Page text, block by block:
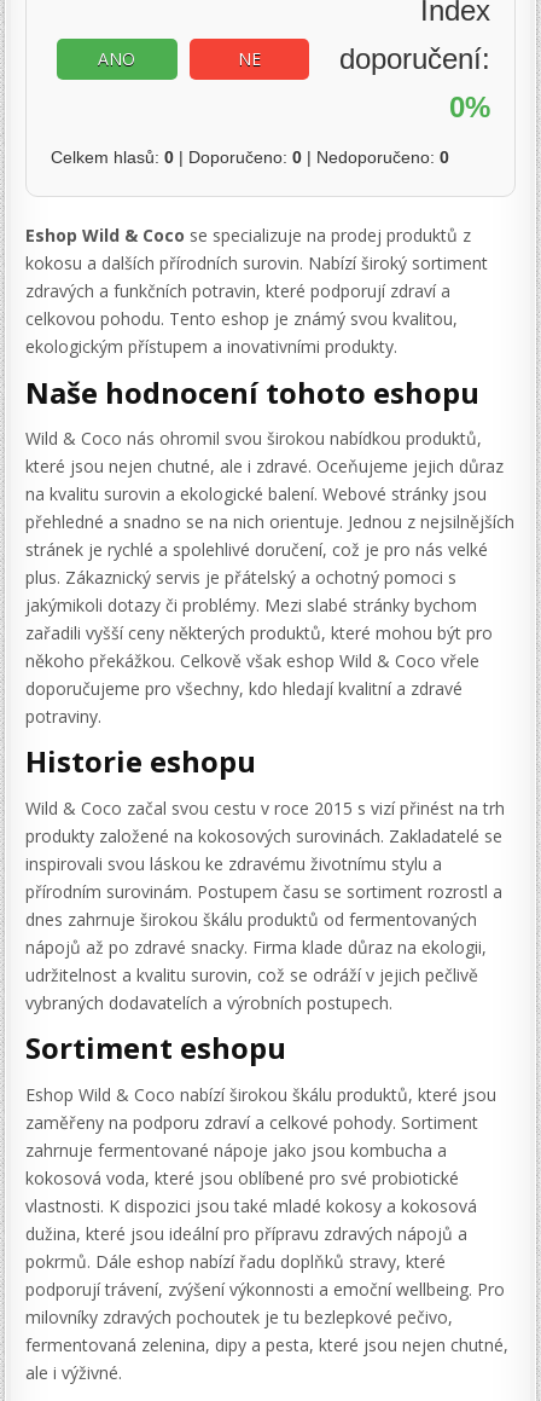
ANO NE
Index
doporučení:
0%
Celkem hlasů:0 | Doporučeno:0 | Nedoporučeno:0
Eshop Wild & Coco se specializuje na prodej produktů z
kokosu a dalších přírodních surovin. Nabízí široký sortiment
zdravých a funkčních potravin, které podporují zdraví a
celkovou pohodu. Tento eshop je známý svou kvalitou,
ekologickým přístupem a inovativními produkty.
Naše hodnocení tohoto eshopu
Wild & Coco nás ohromil svou širokou nabídkou produktů,
které jsou nejen chutné, ale i zdravé. Oceňujeme jejich důraz
na kvalitu surovin a ekologické balení. Webové stránky jsou
přehledné a snadno se na nich orientuje. Jednou z nejsilnějších
stránek je rychlé a spolehlivé doručení, což je pro nás velké
plus. Zákaznický servis je přátelský a ochotný pomoci s
jakýmikoli dotazy či problémy. Mezi slabé stránky bychom
zařadili vyšší ceny některých produktů, které mohou být pro
někoho překážkou. Celkově však eshop Wild & Coco vřele
doporučujeme pro všechny, kdo hledají kvalitní a zdravé
potraviny.
Historie eshopu
Wild & Coco začal svou cestu v roce 2015 s vizí přinést na trh
produkty založené na kokosových surovinách. Zakladatelé se
inspirovali svou láskou ke zdravému životnímu stylu a
přírodním surovinám. Postupem času se sortiment rozrostl a
dnes zahrnuje širokou škálu produktů od fermentovaných
nápojů až po zdravé snacky. Firma klade důraz na ekologii,
udržitelnost a kvalitu surovin, což se odráží v jejich pečlivě
vybraných dodavatelích a výrobních postupech.
Sortiment eshopu
Eshop Wild & Coco nabízí širokou škálu produktů, které jsou
zaměřeny na podporu zdraví a celkové pohody. Sortiment
zahrnuje fermentované nápoje jako jsou kombucha a
kokosová voda, které jsou oblíbené pro své probiotické
vlastnosti. K dispozici jsou také mladé kokosy a kokosová
dužina, které jsou ideální pro přípravu zdravých nápojů a
pokrmů. Dále eshop nabízí řadu doplňků stravy, které
podporují trávení, zvýšení výkonnosti a emoční wellbeing. Pro
milovníky zdravých pochoutek je tu bezlepkové pečivo,
fermentovaná zelenina, dipy a pesta, které jsou nejen chutné,
ale i výživné.